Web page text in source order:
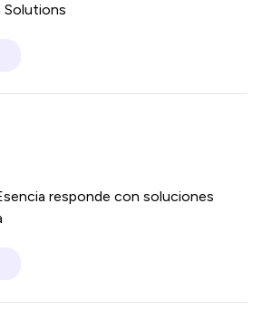
Solutions
responde con soluciones